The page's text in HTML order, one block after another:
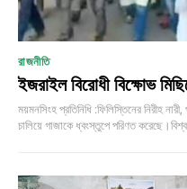
রাজনীতি
ইজরাইল বিরোধী বিক্ষোভ
ময়মনসিংহ প্রতিনিধি :ফিলিস্তিনের নিরীহ
চালিয়ে গাজাকে ধ্বংস্তুপে পরিণত